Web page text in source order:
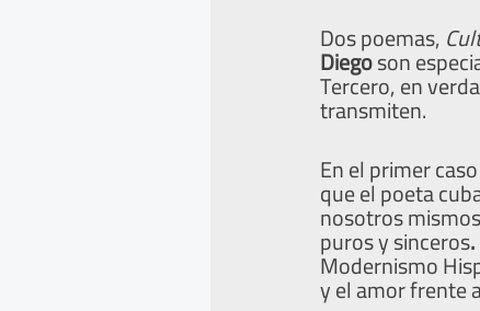
Dos poemas,
Diegoson
Tercero, en
transmiten.
En el primer
que el poeta
nosotros
puros y sinceros
Modernismo
y el amor frente